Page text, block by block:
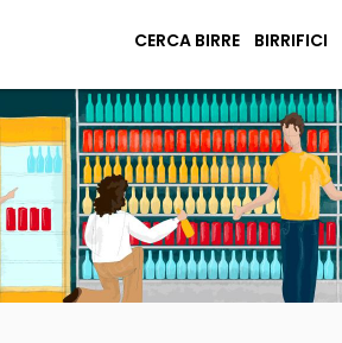
CERCA BIRRE BIRRIFICI